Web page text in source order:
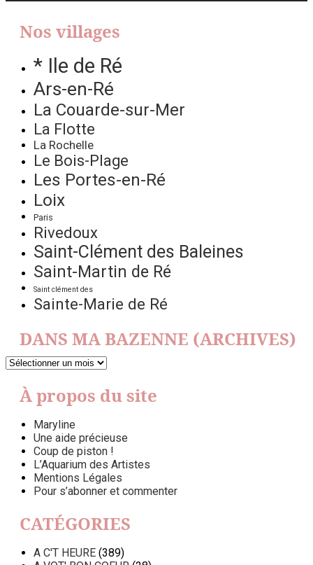
Nos villages
* Ile de Ré
Ars-en-Ré
La Couarde-sur-Mer
La Flotte
La Rochelle
Le Bois-Plage
Les Portes-en-Ré
Loix
Paris
Rivedoux
Saint-Clément des Baleines
Saint-Martin de Ré
Saint clément des
Sainte-Marie de Ré
DANS MA BAZENNE (ARCHIVES)
DANS
BAZENNE
(ARCHIVES)
À propos du site
Maryline
Une aide précieuse
Coup de piston !
L’Aquarium des Artistes
Mentions Légales
Pour s’abonner et commenter
CATÉGORIES
A C'T HEURE (389)